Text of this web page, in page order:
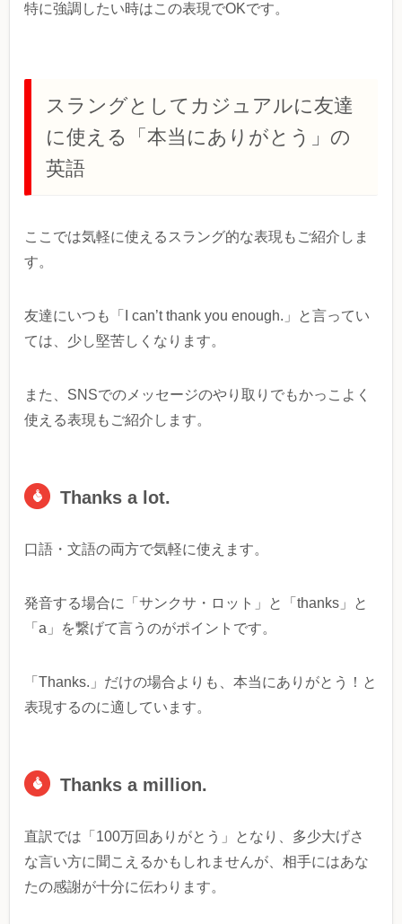
特に強調したい時はこの表現でOKです。
スラングとしてカジュアルに友達
に使える「本当にありがとう」の
英語
ここでは気軽に使えるスラング的な表現もご紹介しま
す。
友達にいつも「I can’t thank you enough.」と言ってい
ては、少し堅苦しくなります。
また、SNSでのメッセージのやり取りでもかっこよく
使える表現もご紹介します。
Thanks a lot.
口語・文語の両方で気軽に使えます。
発音する場合に「サンクサ・ロット」と「thanks」と
「a」を繋げて言うのがポイントです。
「Thanks.」だけの場合よりも、本当にありがとう！と
表現するのに適しています。
Thanks a million.
直訳では「100万回ありがとう」となり、多少大げさ
な言い方に聞こえるかもしれませんが、相手にはあな
たの感謝が十分に伝わります。